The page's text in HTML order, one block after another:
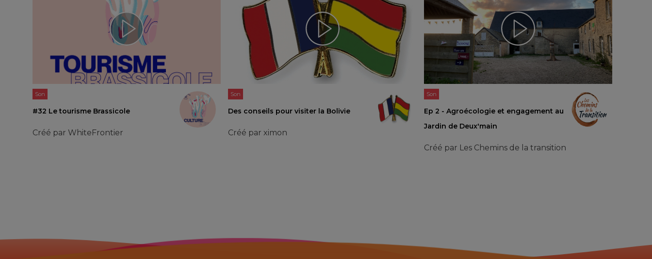
Son
#32 Le tourisme Brassicole
Créé parWhiteFrontier
Son
Des conseils pour visiter la Bolivie
Créé parximon
Son
Ep 2 - Agroécologie et engagement au
Jardin de Deux'main
Créé par Les Chemins de la transition